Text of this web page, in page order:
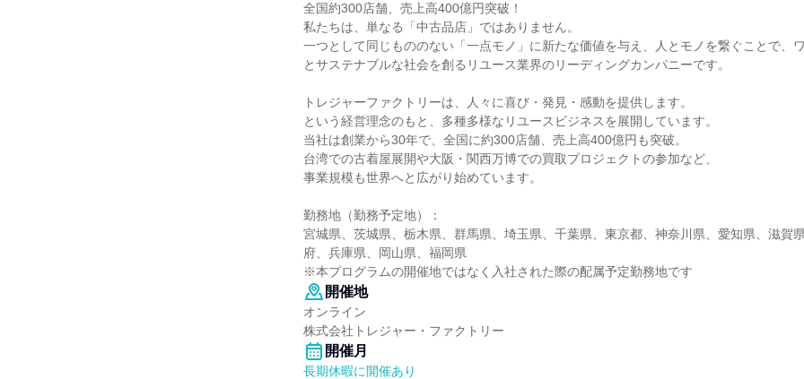
全国約300店舗、売上高400億円突破！
私たちは、単なる「中古品店」ではありません。
一つとして同じもののない「一点モノ」に新たな価値を与え、人とモノを繋ぐことで、
とサステナブルな社会を創るリユース業界のリーディングカンパニーです。
トレジャーファクトリーは、人々に喜び・発見・感動を提供します。
という経営理念のもと、多種多様なリユースビジネスを展開しています。
当社は創業から30年で、全国に約300店舗、売上高400億円も突破。
台湾での古着屋展開や大阪・関西万博での買取プロジェクトの参加など、
事業規模も世界へと広がり始めています。
勤務地（勤務予定地）：
宮城県、茨城県、栃木県、群馬県、埼玉県、千葉県、東京都、神奈川県、愛知県、滋賀
府、兵庫県、岡山県、福岡県
※本プログラムの開催地ではなく入社された際の配属予定勤務地です
開催地
オンライン
株式会社トレジャー・ファクトリー
開催月
長期休暇に開催あり